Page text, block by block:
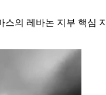
의 레바논 지부 핵심